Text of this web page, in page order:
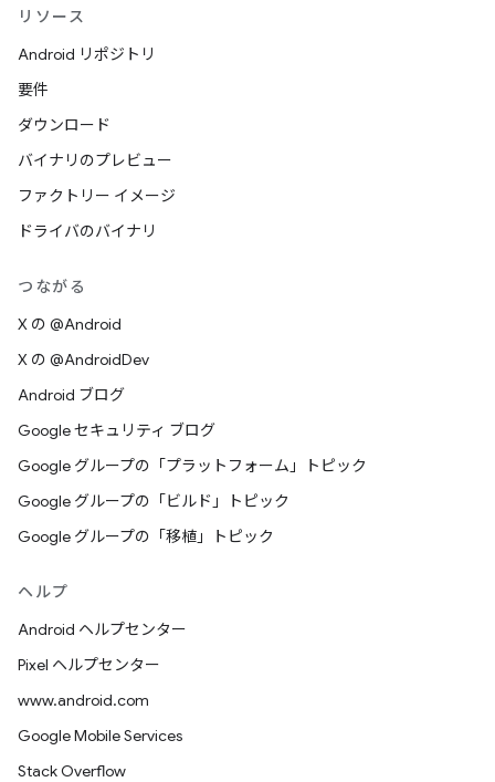
リソース
Android リポジトリ
要件
ダウンロード
バイナリのプレビュー
ファクトリー イメージ
ドライバのバイナリ
つながる
X の @Android
X の @AndroidDev
Android ブログ
Google セキュリティ ブログ
Google グループの「プラットフォーム」トピック
Google グループの「ビルド」トピック
Google グループの「移植」トピック
ヘルプ
Android ヘルプセンター
Pixel ヘルプセンター
www.android.com
Google Mobile Services
Stack Overflow